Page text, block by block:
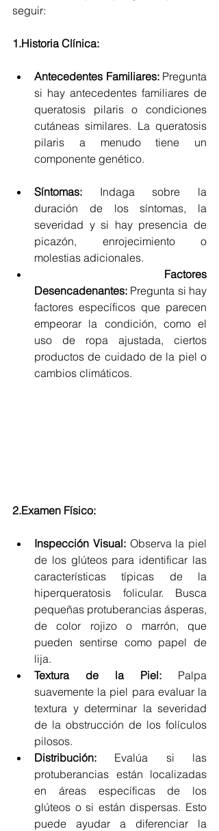
seguir:
1.Historia Clínica:
Antecedentes Familiares: Pregunta
si hay antecedentes familiares de
queratosis pilaris o condiciones
cutáneas similares. La queratosis
pilaris a menudo tiene un
componente genético.
Síntomas: Indaga sobre la
duración de los síntomas, la
severidad y si hay presencia de
picazón, enrojecimiento o
molestias adicionales.
Factores
Desencadenantes: Pregunta si hay
factores específicos que parecen
empeorar la condición, como el
uso de ropa ajustada, ciertos
productos de cuidado de la piel o
cambios climáticos.
2.Examen Físico:
Inspección Visual: Observa la piel
de los glúteos para identificar las
características típicas de la
hiperqueratosis folicular. Busca
pequeñas protuberancias ásperas,
de color rojizo o marrón, que
pueden sentirse como papel de
lija.
Textura de la Piel: Palpa
suavemente la piel para evaluar la
textura y determinar la severidad
de la obstrucción de los folículos
pilosos.
Distribución: Evalúa si las
protuberancias están localizadas
en áreas específicas de los
glúteos o si están dispersas. Esto
puede ayudar a diferenciar la